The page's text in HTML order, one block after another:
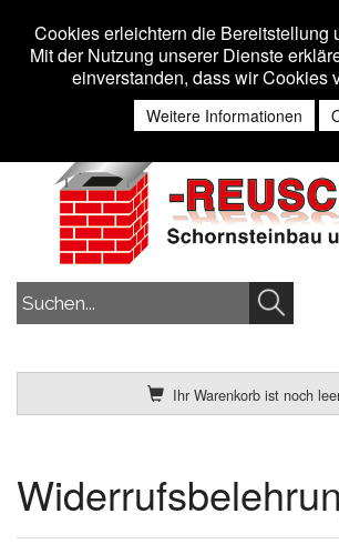
Anmelden
Ihr Warenkorb ist noch
Cookies erleichtern die Bereitstellung
Mit der Nutzung unserer Dienste
einverstanden, dass wir Cookies
Weitere Informationen